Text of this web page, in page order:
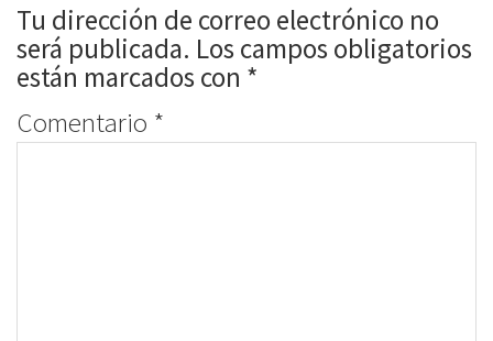
Tu dirección de correo electrónico no
será publicada. Los campos obligatorios
están marcados con *
Comentario *